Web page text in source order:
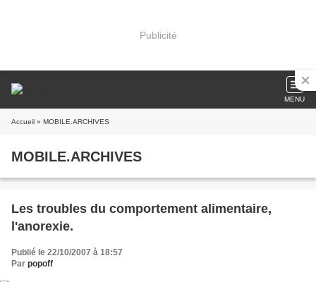
Publicité
MENU
Accueil » MOBILE.ARCHIVES
MOBILE.ARCHIVES
Les troubles du comportement alimentaire,
l'anorexie.
Publié le 22/10/2007 à 18:57
Par popoff